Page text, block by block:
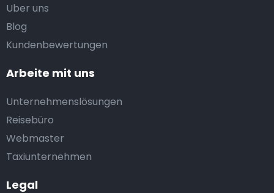
Uber uns
Blog
Kundenbewertungen
Arbeite mit uns
Unternehmenslösungen
Reisebüro
Webmaster
Taxiunternehmen
Legal